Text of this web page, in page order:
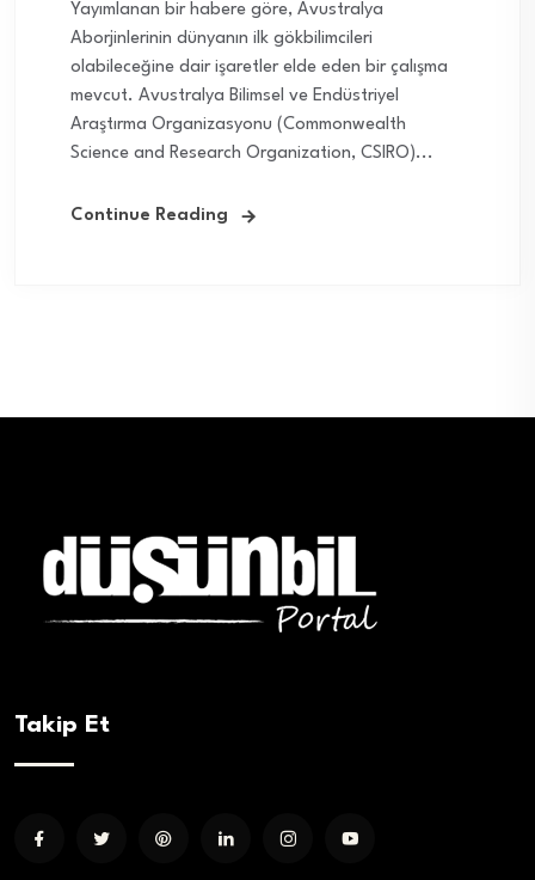
Yayımlanan bir habere göre, Avustralya
Aborjinlerinin dünyanın ilk gökbilimcileri
olabileceğine dair işaretler elde eden bir çalışma
mevcut. Avustralya Bilimsel ve Endüstriyel
Araştırma Organizasyonu (Commonwealth
Science and Research Organization, CSIRO)...
Continue Reading
Takip Et